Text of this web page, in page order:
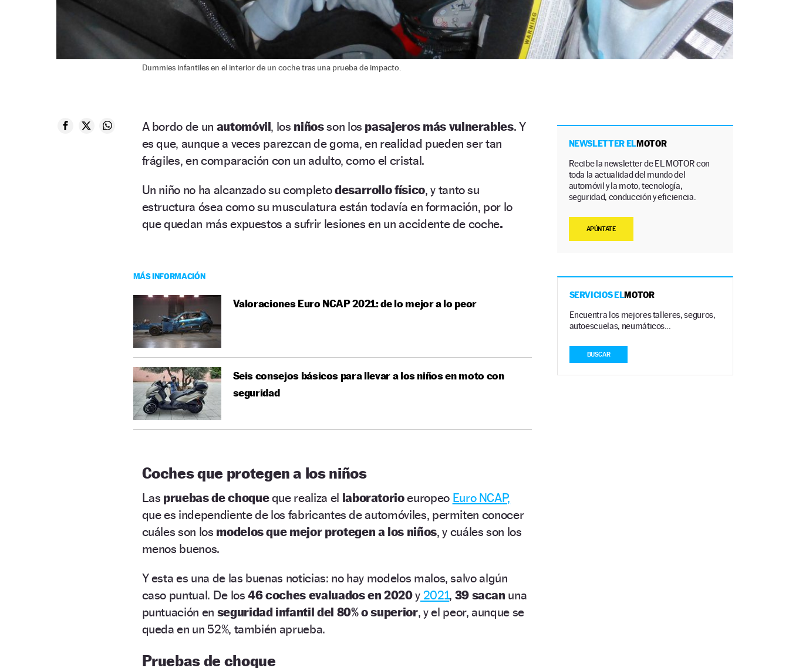
Dummies infantiles en el interior de un coche tras una prueba de impacto.
A bordo de un automóvil, los niñosson los pasajeros más vulnerables. Y
es que, aunque a veces parezcan de goma, en realidad pueden ser tan
frágiles, en comparación con un adulto, como el cristal.
Un niño no ha alcanzado su completodesarrollo físico, y tanto su
estructura ósea como su musculatura están todavía en formación, por lo
que quedan más expuestos a sufrir lesiones en un accidente de coche.
MÁS INFORMACIÓN
Valoraciones Euro NCAP 2021: de lo mejor a lo peor
Seis consejos básicos para llevar a los niños en moto con
seguridad
Coches que protegen a los niños
Las pruebas de choqueque realiza el laboratorioeuropeo Euro NCAP,
que es independiente de los fabricantes de automóviles, permiten conocer
cuáles son los modelos que mejor protegen a los niños, y cuáles son los
menos buenos.
Y esta es una de las buenas noticias: no hay modelos malos, salvo algún
caso puntual. De los46 coches evaluados en 2020y 2021, 39 sacan una
puntuación en seguridad infantil del 80% o superior, y el peor, aunque se
queda en un 52%, también aprueba.
Pruebas de choque
NEWSLETTER ELMOTOR
Recibe la newsletter de EL MOTOR con
toda la actualidad del mundo del
automóvil y la moto, tecnología,
seguridad, conducción y eficiencia.
APÚNTATE
SERVICIOS ELMOTOR
Encuentra los mejores talleres, seguros,
autoescuelas, neumáticos…
BUSCAR